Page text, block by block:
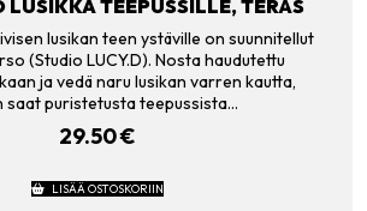
LUSIKKA TEEPUSSILLE, TERÄS
lusikan teen ystäville on suunnitellut
(Studio LUCY.D). Nosta haudutettu
ja vedä naru lusikan varren kautta,
saat puristetusta teepussista…
29.50€
LISÄÄ OSTOSKORIIN